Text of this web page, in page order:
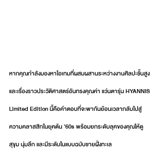
หากคุณกำลังมองหาไอเทมที่ผสมผสานระหว่างงานศิลปะชั้นสูง
และเรื่องราวประวัติศาสตร์อันทรงคุณค่า แว่นตารุ่น HYANNIS
Limited Edition นี้คือคำตอบที่จะพากันย้อนเวลากลับไปสู่
ความคลาสสิกในยุคต้น ’60s พร้อมยกระดับลุคของคุณให้ดู
สุขุม นุ่มลึก และมีระดับในแบบฉบับชายฝั่งทะเล